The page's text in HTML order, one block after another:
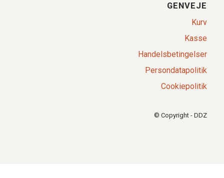
GENVEJE
Kurv
Kasse
Handelsbetingelser
Persondatapolitik
Cookiepolitik
© Copyright - DDZ